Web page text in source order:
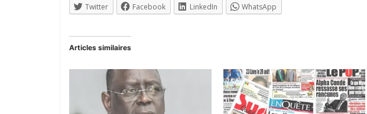
Twitter Facebook LinkedIn WhatsApp
Articles similaires